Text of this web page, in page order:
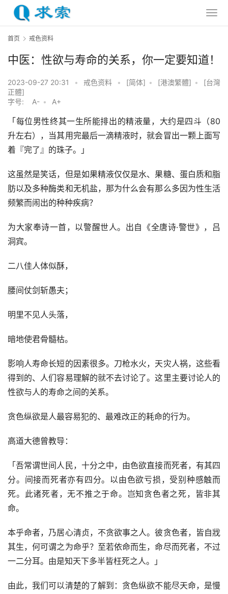
首页 戒色资料
中医：性欲与寿命的关系，你一定要知道！
2023-09-27 20:31 • 戒色资料 • [简体] • [港澳繁體] •
[台灣
正體]
字号:
A- • A+
「每位男性终其一生所能排出的精液量，大约是四斗（80
升左右），当其用完最后一滴精液时，就会冒出一颗上面写
着『完了』的珠子。」
这虽然是笑话，但是如果精液仅仅是水、果糖、蛋白质和脂
肪以及多种酶类和无机盐，那为什么会有那么多因为性生活
频繁而闹出的种种疾病？
为大家奉诗一首，以警醒世人。出自《全唐诗·警世》，吕
洞宾。
二八佳人体似酥，
腰间仗剑斩愚夫；
明里不见人头落，
暗地使君骨髓枯。
影响人寿命长短的因素很多。刀枪水火，天灾人祸，这些看
得到的、人们容易理解的就不去讨论了。这里主要讨论人的
性欲与人的寿命之间的关系。
贪色纵欲是人最容易犯的、最难改正的耗命的行为。
高道大德曾教导：
「吾常谓世间人民，十分之中，由色欲直接而死者，有其四
分。间接而死者亦有四分。以由色欲亏损，受别种感触而
死。此诸死者，无不推之于命。岂知贪色者之死，皆非其
命。
本乎命者，乃居心清贞，不贪欲事之人。彼贪色者，皆自戕
其生，何可谓之为命乎？至若依命而生，命尽而死者，不过
一二分耳。由是知天下多半皆枉死之人。」
由此，我们可以清楚的了解到：贪色纵欲不能尽天命，是慢